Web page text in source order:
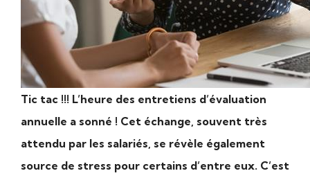
Tic tac !!! L’heure des entretiens d’évaluation
annuelle a sonné ! Cet échange, souvent très
attendu par les salariés, se révèle également
source de stress pour certains d’entre eux. C’est